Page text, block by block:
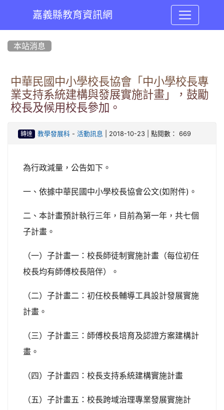
嘉義縣教育資訊網
本站消息
中華民國中小學校長協會「中小學校長專
業支持系統建構與發展實施計畫」，鼓勵
校長及候用校長參加。
轉達 教學發展科- 活動訊息 | 2018-10-23 | 點閱數： 669
為行政減量，公告如下。
一、依據中華民國中小學校長協會公文(如附件)。
二、本計畫預計執行三年，目前為第一年，共七個
子計畫。
（一）子計畫一：校長師徒制實施計畫（每位初任
校長均有師傅校長陪伴）。
（二）子計畫二：初任校長輔導工具設計發展實施
計畫。
（三）子計畫三：師傅校長培育及認證方案建構計
畫。
（四）子計畫四：校長支持系統建構實施計畫
（五）子計畫五：校長跨域治理專業發展實施計